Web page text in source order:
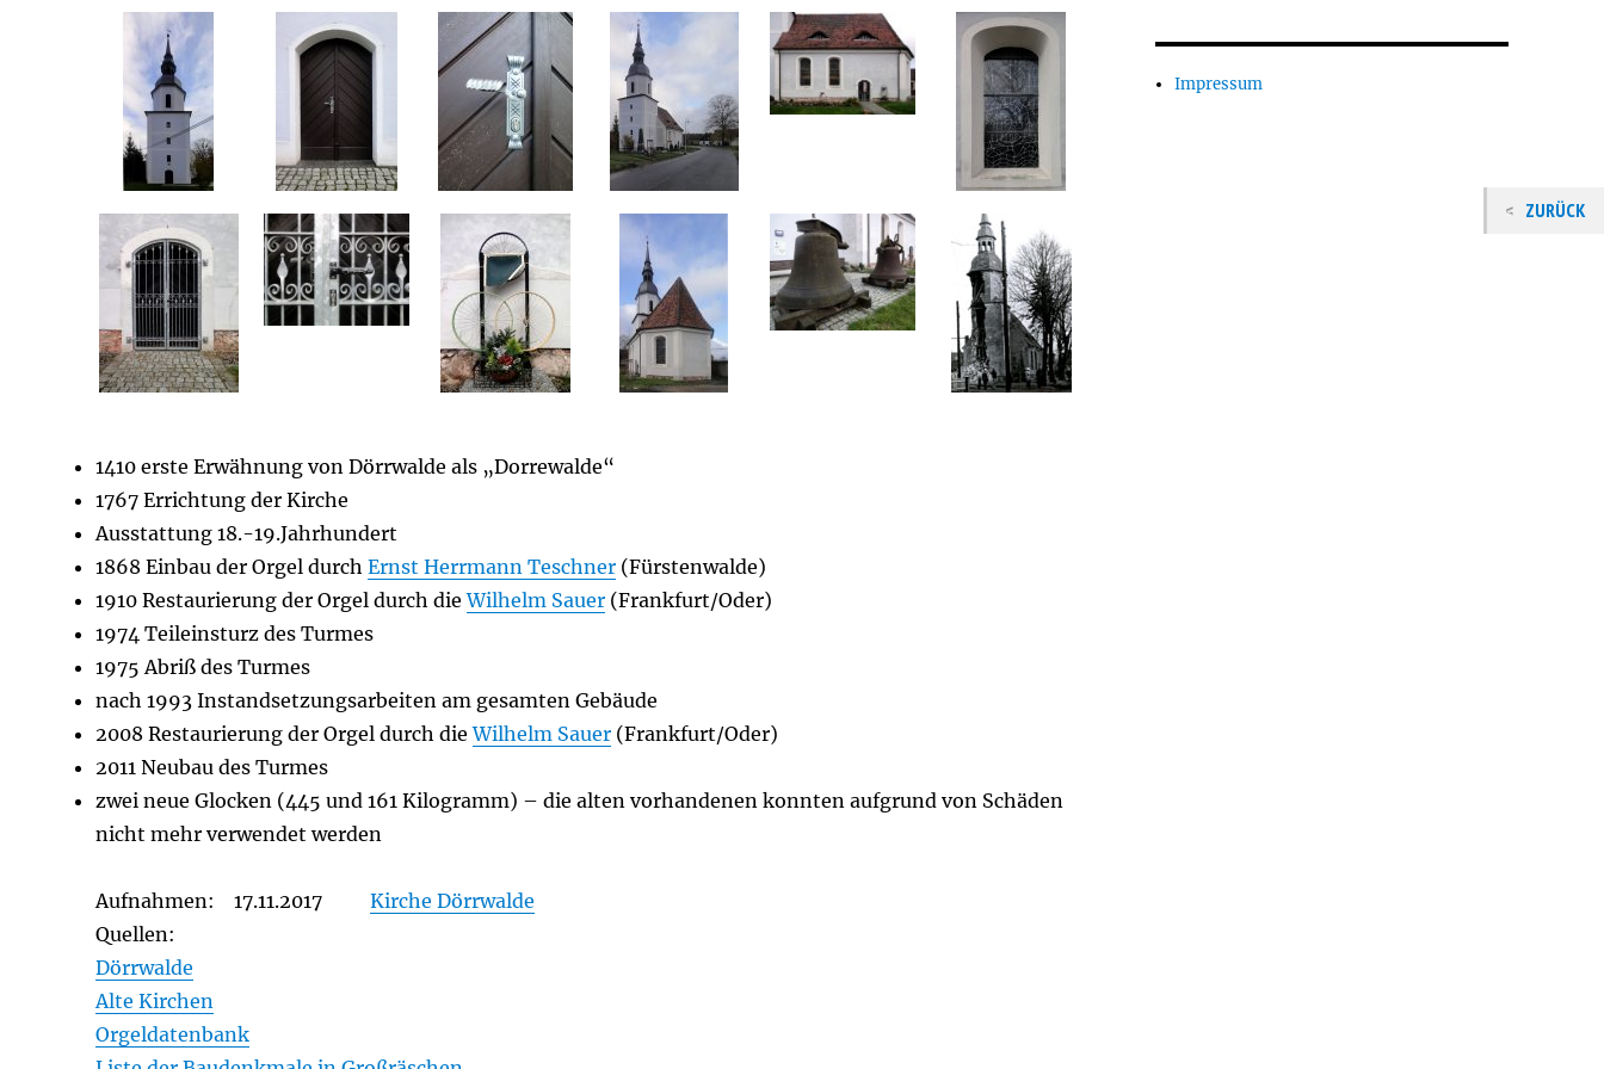
1410 erste Erwähnung von Dörrwalde als „Dorrewalde“
1767 Errichtung der Kirche
Ausstattung 18.-19.Jahrhundert
1868 Einbau der Orgel durchErnst Herrmann Teschner (Fürstenwalde)
1910 Restaurierung der Orgel durch dieWilhelm Sauer (Frankfurt/Oder)
1974 Teileinsturz des Turmes
1975 Abriß des Turmes
nach 1993 Instandsetzungsarbeiten am gesamten Gebäude
2008 Restaurierung der Orgel durch dieWilhelm Sauer (Frankfurt/Oder)
2011 Neubau des Turmes
zwei neue Glocken (445 und 161 Kilogramm) – die alten vorhandenen konnten aufgrund von Schäden
nicht mehr verwendet werden
Aufnahmen: 17.11.2017Kirche Dörrwalde
Quellen:
Dörrwalde
Alte Kirchen
Orgeldatenbank
Impressum
ZURÜCK